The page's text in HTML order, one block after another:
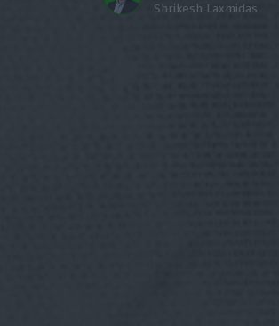
Shrikesh Laxmidas